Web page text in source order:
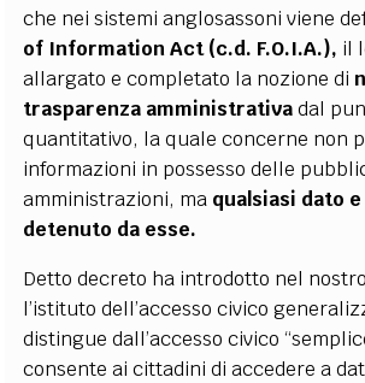
che nei sistemi anglosassoni viene
of Information Act (c.d. F.O.I.A.), il
allargato e completato la nozione di
trasparenza amministrativadal
quantitativo, la quale concerne non
informazioni in possesso delle
amministrazioni, ma qualsiasi dato
detenuto da esse.
Detto decreto ha introdotto nel
l’istituto dell’accesso civico
distingue dall’accesso civico
consente ai cittadini di accedere a